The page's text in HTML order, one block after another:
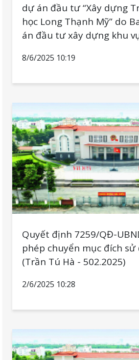
dự án đầu tư “Xây dựng
học Long Thạnh Mỹ” do
án đầu tư xây dựng khu
36, 37, Tờ bản đồ số 76,
8/6/2025 10:19
Quyết định 7259/QĐ-
phép chuyển mục đích
(Trần Tú Hà - 502.2025)
2/6/2025 10:28